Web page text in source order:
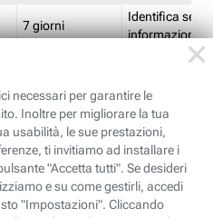
7 giorni
Identifica se
informazioni
Limite di
1 giorno
Identifica se
ricontrollare
corrispondenti
(impostata da
14 giorni
Identifica se
ricontrollare